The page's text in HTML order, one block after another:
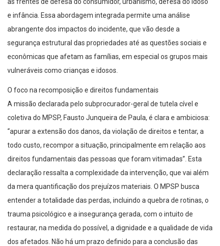
e infância. Essa abordagem integrada permite uma análise
abrangente dos impactos do incidente, que vão desde a
segurança estrutural das propriedades até as questões sociais e
econômicas que afetam as famílias, em especial os grupos mais
vulneráveis como crianças e idosos.
O foco na recomposição e direitos fundamentais
A missão declarada pelo subprocurador-geral de tutela cível e
coletiva do MPSP, Fausto Junqueira de Paula, é clara e ambiciosa:
“apurar a extensão dos danos, da violação de direitos e tentar, a
todo custo, recompor a situação, principalmente em relação aos
direitos fundamentais das pessoas que foram vitimadas”. Esta
declaração ressalta a complexidade da intervenção, que vai além
da mera quantificação dos prejuízos materiais. O MPSP busca
entender a totalidade das perdas, incluindo a quebra de rotinas, o
trauma psicológico e a insegurança gerada, com o intuito de
restaurar, na medida do possível, a dignidade e a qualidade de vida
dos afetados. Não há um prazo definido para a conclusão das